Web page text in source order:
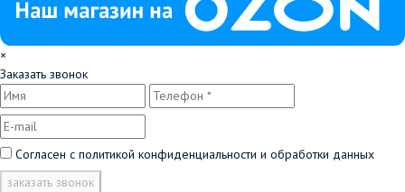
×
Заказать звонок
Согласен с политикой конфиденциальности и обработки данных
заказать звонок